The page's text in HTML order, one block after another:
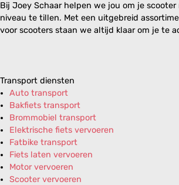
Bij Joey Schaar helpen we jou om je scooter
niveau te tillen. Met een uitgebreid
voor scooters staan we altijd klaar om je te
Transport diensten
Auto transport
Bakfiets transport
Brommobiel transport
Elektrische fiets vervoeren
Fatbike transport
Fiets laten vervoeren
Motor vervoeren
Scooter vervoeren